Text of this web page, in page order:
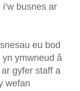
busnes ar
eu bod
ymwneud â
gyfer staff a
wefan